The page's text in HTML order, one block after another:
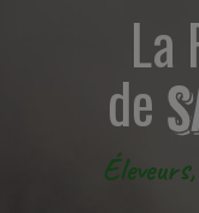
La
de